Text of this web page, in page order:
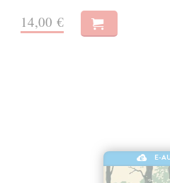
14,00 €
E-